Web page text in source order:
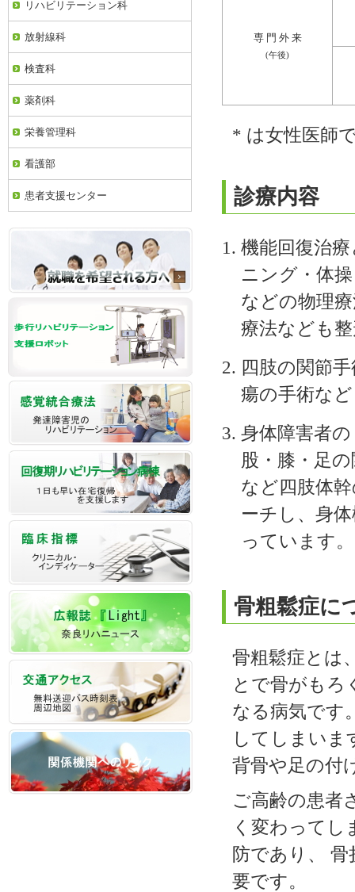
専 門 外 来
(午後)
* は女性医師
診療内容
機能回復治
ニング・体
などの物理
療法なども
四肢の関節
瘍の手術な
身体障害者
股・膝・足
など四肢体
ーチし、身
っています。
骨粗鬆症に
骨粗鬆症とは
とで骨がもろ
なる病気です
してしまいま
背骨や足の付
ご高齢の患者
く変わってし
防であり、
要です。
リハビリテーション科
放射線科
検査科
薬剤科
栄養管理科
看護部
患者支援センター